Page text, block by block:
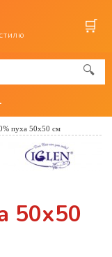
🛒
🔍
пуха 50х50 см
50х50